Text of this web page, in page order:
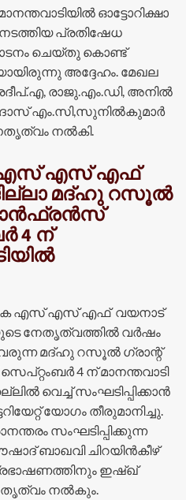
ഓട്ടോറിക്ഷാ
പ്രതിഷേധ
ചെയ്തു കൊണ്ട്
അദ്ദേഹം. മേഖല
രാജു.എം.ഡി, അനിൽ
എം.സി,സുനിൽകുമാർ
നൽകി.
എസ് എഫ്
മദ്ഹു റസൂൽ
4 ന്
കെ എസ് എസ് എഫ് വയനാട്
നേതൃത്വത്തിൽ വർഷം
മദ്ഹു റസൂൽ ഗ്രാന്റ്
4 ന് മാനന്തവാടി
വെച്ച് സംഘടിപ്പിക്കാൻ
യോഗം തീരുമാനിച്ചു.
സംഘടിപ്പിക്കുന്ന
ബാഖവി ചിറയിൻകീഴ്
ഇഷ്ഖ്
നൽകും.